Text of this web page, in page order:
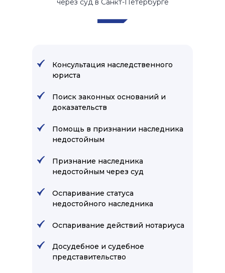
через суд в Санкт-Петербурге
Консультация наследственного
юриста
Помощь в признании наследника
недостойным
Оспаривание статуса
недостойного наследника
Досудебное и судебное
представительство
Поиск законных оснований и
доказательств
Признание наследника
недостойным через суд
Оспаривание действий нотариуса